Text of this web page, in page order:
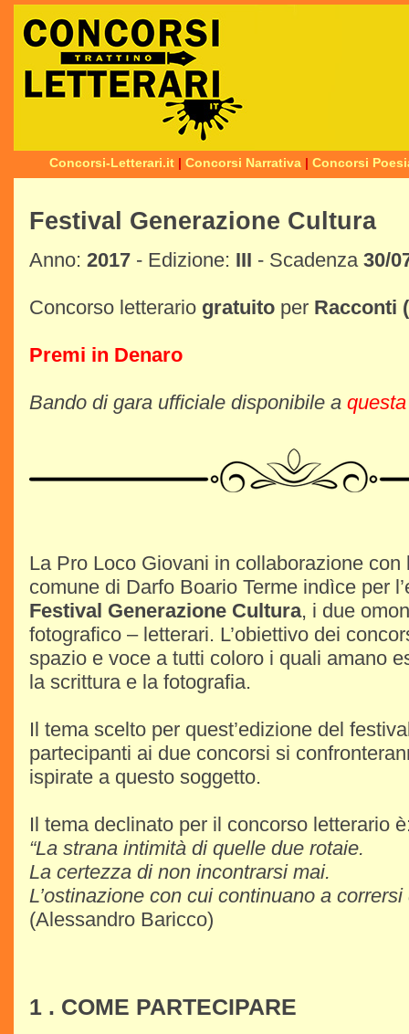
Concorsi-Letterari.it | Concorsi Narrativa | Concorsi
Festival Generazione Cultura
Anno: 2017 - Edizione: III - Scadenza 30/
Concorso letterario gratuito per Racconti
Premi in Denaro
Bando di gara ufficiale disponibile a
La Pro Loco Giovani in collaborazione con
comune di Darfo Boario Terme indìce per
Festival Generazione Cultura, i due
fotografico – letterari. L’obiettivo dei
spazio e voce a tutti coloro i quali amano
la scrittura e la fotografia.
Il tema scelto per quest’edizione del
partecipanti ai due concorsi si
ispirate a questo soggetto.
Il tema declinato per il concorso letterario
“La strana intimità di quelle due rotaie.
La certezza di non incontrarsi mai.
L’ostinazione con cui continuano a corrersi
(Alessandro Baricco)
1 . COME PARTECIPARE